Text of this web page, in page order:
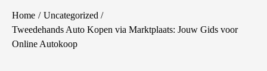
Home
Uncategorized
Tweedehands Auto Kopen via Marktplaats: Jouw Gids voor
Online Autokoop